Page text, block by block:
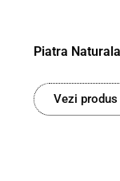
Piatra
Vezi produs